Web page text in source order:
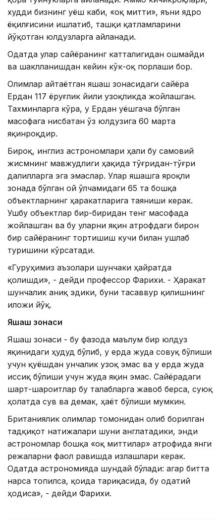
худди бизнинг Қуёш каби, «оқ митти», яъни ядро
ёқилғисини ишлатиб, ташқи қатламларини
йўқотган юлдузларга айланади.
Одатда улар сайёранинг катталигидан ошмайди
ва шаклланишдан кейин кўк-оқ порлаши бор.
Олимлар айтаётган яшаш зонасидаги сайёра
Ердан 117 ёруғлик йили узоқликда жойлашган.
Тахминларга кўра, у Ердан Қуёшгача бўлган
масофага нисбатан ўз юлдузига 60 марта
яқинроқдир.
Бироқ, инглиз астрономлари ҳали бу самовий
жисмнинг мавжудлиги ҳақида тўғридан-тўғри
далилларга эга эмаслар. Улар яшашга яроқли
зонада бўлган ой ўлчамидаги 65 та бошқа
объектларнинг ҳаракатларига таяниши керак.
Ушбу объектлар бир-биридан тенг масофада
жойлашган ва бу уларни яқин атрофдаги бирон
бир сайёранинг тортишиш кучи билан ушлаб
туришини кўрсатади.
«Гуруҳимиз аъзолари шунчаки ҳайратда
қолишди», - дейди профессор Фарихи. - Ҳаракат
шунчалик аниқ эдики, буни тасаввур қилишнинг
иложи йўқ.
Яшаш зонаси
Яшаш зонаси - бу фазода маълум бир юлдуз
яқинидаги ҳудуд бўлиб, у ерда жуда совуқ бўлиши
учун қуёшдан унчалик узоқ эмас ва у ерда жуда
иссиқ бўлиши учун жуда яқин эмас. Сайёрадаги
шарт-шароитлар бу талабларга жавоб берса, суюқ
ҳолатда сув ва демак, ҳаёт бўлиши мумкин.
Британиялик олимлар томонидан олиб борилган
тадқиқот натижалари шуни англатадики, энди
астрономлар бошқа «оқ миттилар» атрофида янги
режаларни фаол равишда излашлари керак.
Одатда астрономияда шундай бўлади: агар битта
нарса топилса, қоида тариқасида, бу одатий
ҳодиса», - дейди Фарихи.